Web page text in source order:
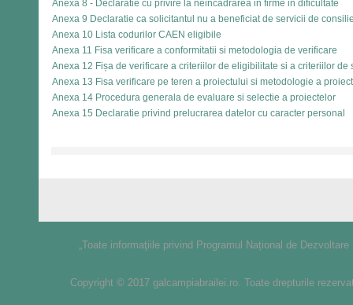
Anexa 8 - Declaratie cu privire la neincadrarea in firme in dificultate
Anexa 9 Declaratie ca solicitantul nu a beneficiat de servicii de
Anexa 10 Lista codurilor CAEN eligibile
Anexa 11 Fisa verificare a conformitatii si metodologia de verificare
Anexa 12 Fișa de verificare a criteriilor de eligibilitate si a criteriilor de
Anexa 13 Fisa verificare pe teren a proiectului si metodologie a
Anexa 14 Procedura generala de evaluare si selectie a proiectelor
Anexa 15 Declaratie privind prelucrarea datelor cu caracter personal
„Toate informaţiile privind Programul Național de
Copyright © 2017 galcampiabrailei.ro. Toate drepturile